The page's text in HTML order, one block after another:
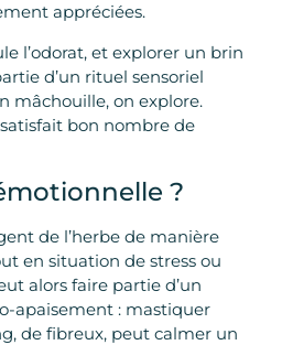
appréciées.
l’odorat, et explorer un brin
d’un rituel sensoriel
mâchouille, on explore.
bon nombre de
?
de l’herbe de manière
en situation de stress ou
alors faire partie d’un
apaisement : mastiquer
de fibreux, peut calmer un